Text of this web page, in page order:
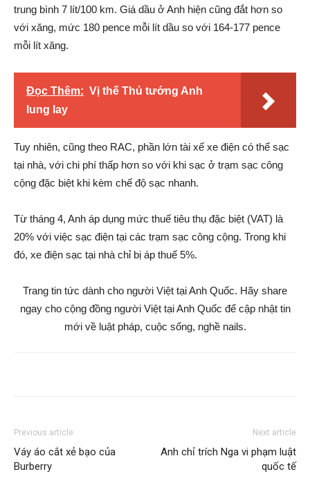
trung bình 7 lít/100 km. Giá dầu ở Anh hiện cũng đắt hơn so
với xăng, mức 180 pence mỗi lít dầu so với 164-177 pence
mỗi lít xăng.
Đọc Thêm: Vị thế Thủ tướng Anh
lung lay
Tuy nhiên, cũng theo RAC, phần lớn tài xế xe điện có thể sạc
tại nhà, với chi phí thấp hơn so với khi sạc ở trạm sạc công
cộng đặc biệt khi kèm chế độ sạc nhanh.
Từ tháng 4, Anh áp dụng mức thuế tiêu thụ đặc biệt (VAT) là
20% với việc sạc điện tại các trạm sạc công cộng. Trong khi
đó, xe điện sạc tại nhà chỉ bị áp thuế 5%.
Trang tin tức dành cho người Việt tại Anh Quốc. Hãy share
ngay cho cộng đồng người Việt tại Anh Quốc để cập nhật tin
mới về luật pháp, cuộc sống, nghề nails.
Previous article
Váy áo cắt xẻ bạo của
Burberry
Next article
Anh chỉ trích Nga vi phạm luật
quốc tế